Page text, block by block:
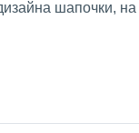
шапочки, на